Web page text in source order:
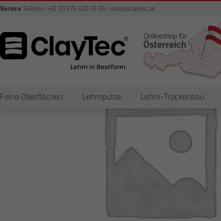
Service Telefon: +43 (0) 676 430 45 94 / shop@claytec.at
Feine Oberflächen Lehmputze Lehm-Trockenbau